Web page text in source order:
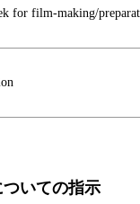
for film-making/
いての指示